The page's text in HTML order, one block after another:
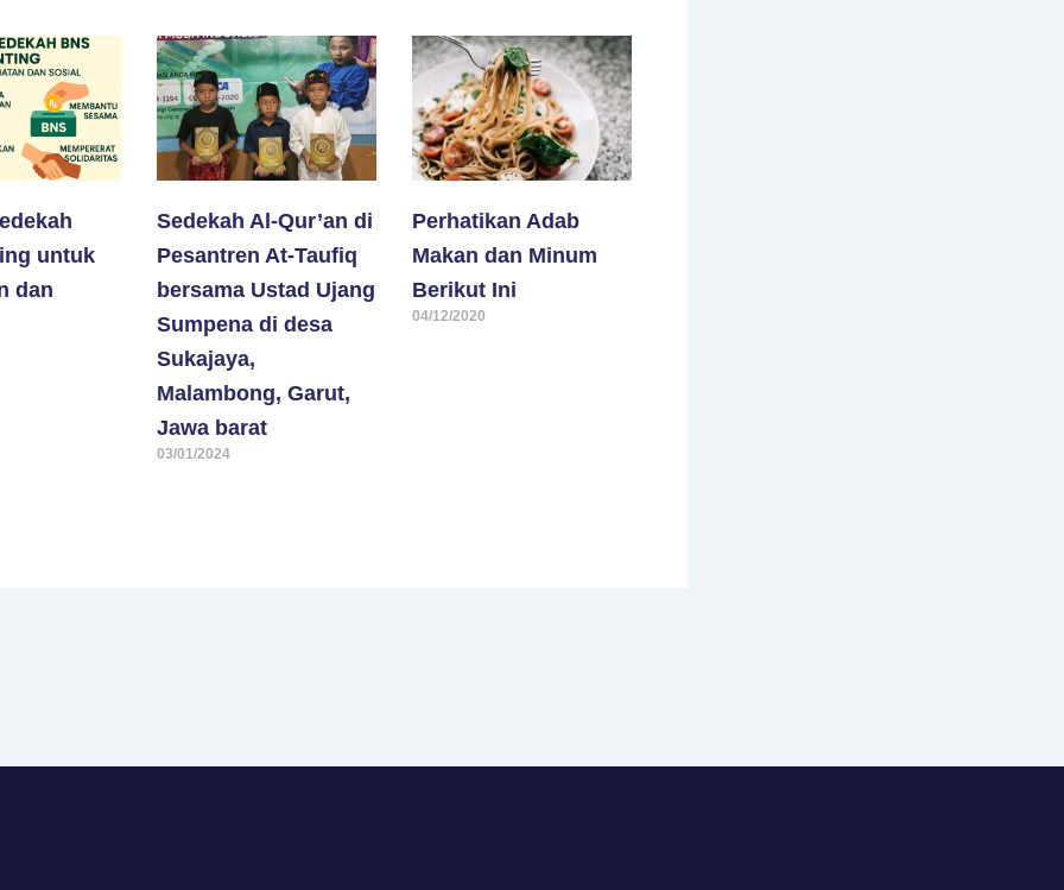
untuk
dan
Sedekah Al-Qur’an di
Pesantren At-Taufiq
bersama Ustad Ujang
Sumpena di desa
Sukajaya,
Malambong, Garut,
Jawa barat
03/01/2024
Perhatikan Adab
Makan dan Minum
Berikut Ini
04/12/2020